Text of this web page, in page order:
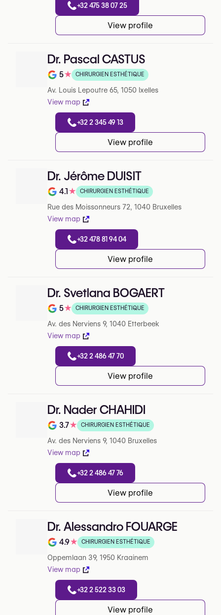
+32 475 38 07 25
View profile
Dr. Pascal CASTUS
Note de 5 sur 5 sur Google
5★ CHIRURGIEN ESTHÉTIQUE
Av. Louis Lepoutre 65, 1050 Ixelles
View map
+32 2 345 49 13
View profile
Dr. Jérôme DUISIT
Note de 4.1 sur 5 sur Google
4.1★ CHIRURGIEN ESTHÉTIQUE
Rue des Moissonneurs 72, 1040 Bruxelles
View map
+32 478 81 94 04
View profile
Dr. Svetlana BOGAERT
Note de 5 sur 5 sur Google
5★ CHIRURGIEN ESTHÉTIQUE
Av. des Nerviens 9, 1040 Etterbeek
View map
+32 2 486 47 70
View profile
Dr. Nader CHAHIDI
Note de 3.7 sur 5 sur Google
3.7★ CHIRURGIEN ESTHÉTIQUE
Av. des Nerviens 9, 1040 Bruxelles
View map
+32 2 486 47 76
View profile
Dr. Alessandro FOUARGE
Note de 4.9 sur 5 sur Google
4.9★ CHIRURGIEN ESTHÉTIQUE
Oppemlaan 39, 1950 Kraainem
View map
+32 2 522 33 03
View profile